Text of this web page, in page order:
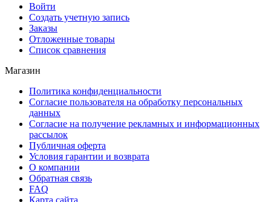
Войти
Создать учетную запись
Заказы
Отложенные товары
Список сравнения
Магазин
Политика конфиденциальности
Согласие пользователя на обработку персональных
данных
Согласие на получение рекламных и информационных
рассылок
Публичная оферта
Условия гарантии и возврата
О компании
Обратная связь
FAQ
Карта сайта